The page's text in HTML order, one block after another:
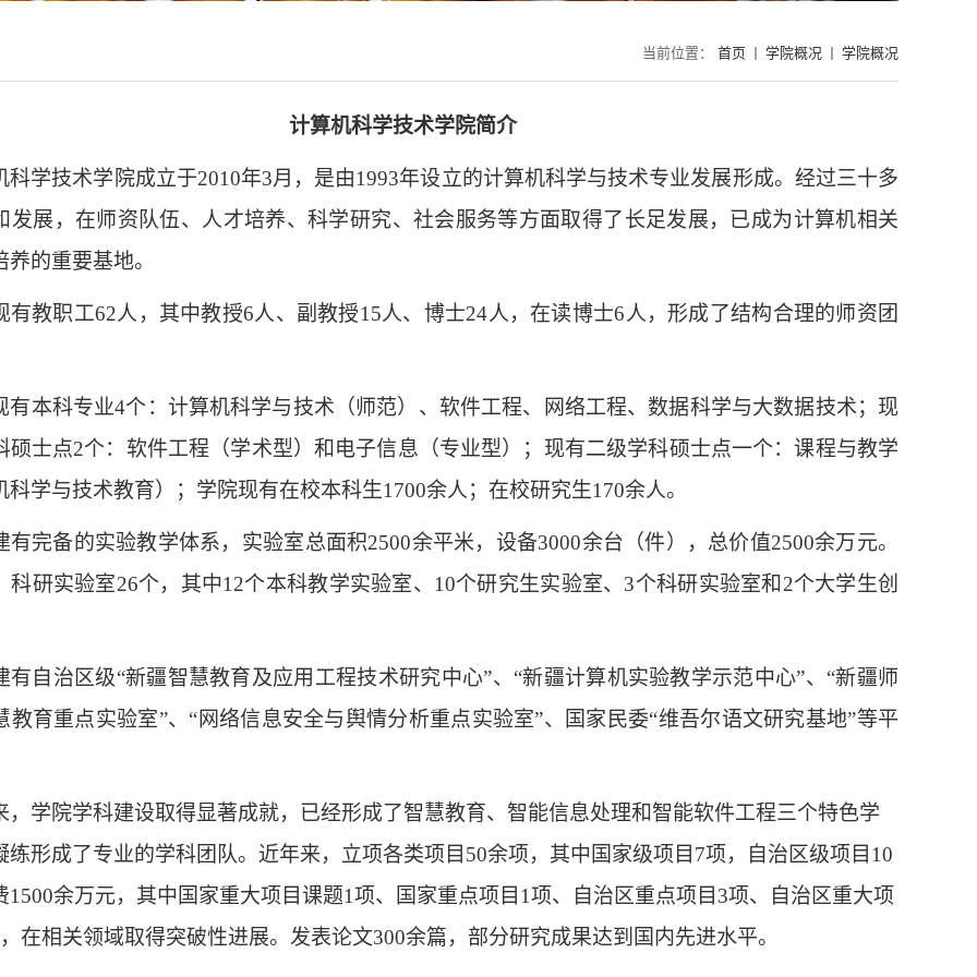
当前位置： 首页 学院概况 学院概况
计算机科学技术学院简介
科学技术学院成立于2010年3月，是由1993年设立的计算机科学与技术专业发展形成。经过三十多
发展，在师资队伍、人才培养、科学研究、社会服务等方面取得了长足发展，已成为计算机相关
的重要基地。
有教职工62人，其中教授6人、副教授15人、博士24人，在读博士6人，形成了结构合理的师资团
有本科专业4个：计算机科学与技术（师范）、软件工程、网络工程、数据科学与大数据技术；现
硕士点2个：软件工程（学术型）和电子信息（专业型）；现有二级学科硕士点一个：课程与教学
科学与技术教育）；学院现有在校本科生1700余人；在校研究生170余人。
有完备的实验教学体系，实验室总面积2500余平米，设备3000余台（件），总价值2500余万元。
科研实验室26个，其中12个本科教学实验室、10个研究生实验室、3个科研实验室和2个大学生创
有自治区级“新疆智慧教育及应用工程技术研究中心”、“新疆计算机实验教学示范中心”、 “新疆师
教育重点实验室”、“网络信息安全与舆情分析重点实验室”、国家民委“维吾尔语文研究基地”等平
，学院学科建设取得显著成就，已经形成了智慧教育、智能信息处理和智能软件工程三个特色学
练形成了专业的学科团队。近年来，立项各类项目50余项，其中国家级项目7项，自治区级项目10
1500余万元，其中国家重大项目课题1项、国家重点项目1项、自治区重点项目3项、自治区重大项
在相关领域取得突破性进展。发表论文300余篇，部分研究成果达到国内先进水平。